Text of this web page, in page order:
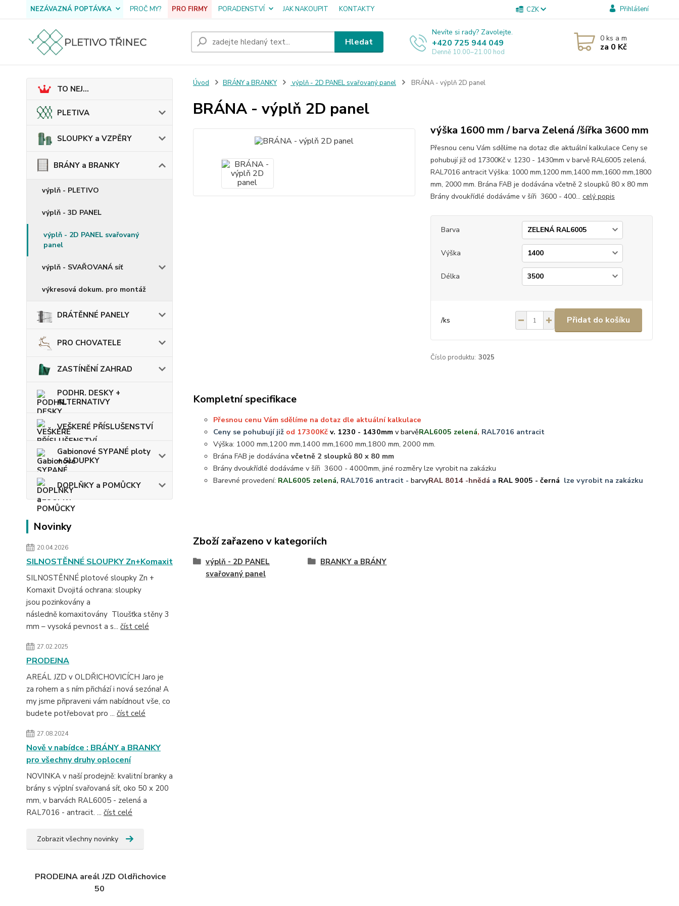
NEZÁVAZNÁ POPTÁVKA PROČ MY? PRO FIRMY PORADENSTVÍ JAK NAKOUPIT KONTAKTY CZK Přihlášení
Hledat
Nevíte si rady? Zavolejte.
+420 725 944 049
Denně 10.00–21.00 hod
0ks a m
za 0 Kč
TO NEJ...
PLETIVA
SLOUPKY a VZPĚRY
BRÁNY a BRANKY
výplň - PLETIVO
výplň - 3D PANEL
výplň - 2D PANEL svařovaný
panel
výplň - SVAŘOVANÁ síť
výkresová dokum. pro montáž
DRÁTĚNNÉ PANELY
PRO CHOVATELE
ZASTÍNĚNÍ ZAHRAD
PODHR. DESKY +
ALTERNATIVY
VEŠKERÉ PŘÍSLUŠENSTVÍ
Gabionové SYPANÉ ploty
+ SLOUPKY
DOPLŇKY a POMŮCKY
Novinky
20.04.2026
SILNOSTĚNNÉ SLOUPKY Zn+Komaxit
SILNOSTĚNNÉ plotové sloupky Zn +
Komaxit Dvojitá ochrana: sloupky
jsou pozinkovány a
následně komaxitovány Tloušťka stěny 3
mm – vysoká pevnost a s... číst celé
27.02.2025
PRODEJNA
AREÁL JZD v OLDŘICHOVICÍCH Jaro je
za rohem a s ním přichází i nová sezóna! A
my jsme připraveni vám nabídnout vše, co
budete potřebovat pro ... číst celé
27.08.2024
Nově v nabídce : BRÁNY a BRANKY
pro všechny druhy oplocení
NOVINKA v naší prodejně: kvalitní branky a
brány s výplní svařovaná síť, oko 50 x 200
mm, v barvách RAL6005 - zelená a
RAL7016 - antracit. ... číst celé
Zobrazit všechny novinky
PRODEJNA areál JZD Oldřichovice
50
Úvod BRÁNY a BRANKY výplň - 2D PANEL svařovaný panel BRÁNA - výplň 2D panel
BRÁNA - výplň 2D panel
výška 1600 mm / barva Zelená /šířka 3600 mm
Přesnou cenu Vám sdělíme na dotaz dle aktuální kalkulace Ceny se
pohubují již od 17300Kč v. 1230 - 1430mm v barvě RAL6005 zelená,
RAL7016 antracit Výška: 1000 mm,1200 mm,1400 mm,1600 mm,1800
mm, 2000 mm. Brána FAB je dodávána včetně 2 sloupků 80 x 80 mm
Brány dvoukřídlé dodáváme v šíři 3600 - 400... celý popis
Barva
Výška
Délka
/ks Přidat do košíku
Číslo produktu: 3025
Kompletní specifikace
Přesnou cenu Vám sdělíme na dotaz dle aktuální kalkulace
Ceny se pohubují jižod 17300Kčv. 1230 - 1430mm v barvěRAL6005 zelená, RAL7016 antracit
Výška: 1000 mm,1200 mm,1400 mm,1600 mm,1800 mm, 2000 mm.
Brána FAB je dodávána včetně 2 sloupků 80 x 80 mm
Brány dvoukřídlé dodáváme v šíři 3600 - 4000mm, jiné rozměry lze vyrobit na zakázku
Barevné provedení: RAL6005 zelená, RAL7016 antracit - barvyRAL 8014 -hnědá a RAL 9005 - černá lze vyrobit na zakázku
Zboží zařazeno v kategoriích
výplň - 2D PANEL
svařovaný panel
BRANKY a BRÁNY